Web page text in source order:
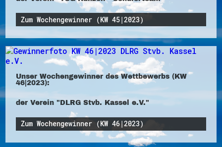
Zum Wochengewinner (KW 45|2023)
Unser Wochengewinner des Wettbewerbs (KW
46|2023):
der Verein "DLRG Stvb. Kassel e.V."
Zum Wochengewinner (KW 46|2023)